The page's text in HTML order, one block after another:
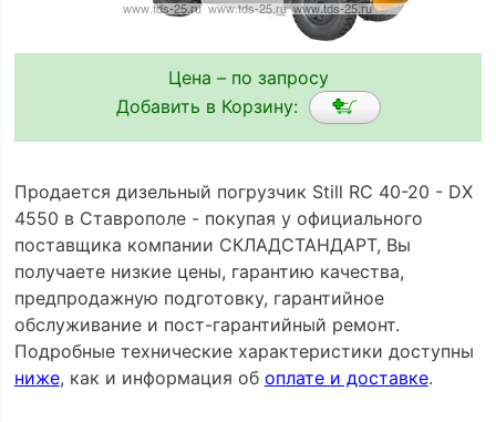
Цена – по запросу
Добавить в Корзину:
Продается дизельный погрузчик Still RC 40-20 - DX
4550 в Ставрополе - покупая у официального
поставщика компании СКЛАДСТАНДАРТ, Вы
получаете низкие цены, гарантию качества,
предпродажную подготовку, гарантийное
обслуживание и пост-гарантийный ремонт.
Подробные технические характеристики доступны
ниже, как и информация об оплате и доставке.